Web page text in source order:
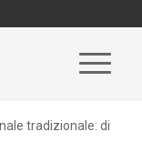
tradizionale: